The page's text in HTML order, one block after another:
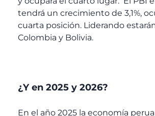
tendrá un crecimiento de 3,1%,
cuarta posición. Liderando
Colombia y Bolivia.
¿Y en 2025 y 2026?
En el año 2025 la economía